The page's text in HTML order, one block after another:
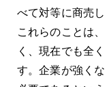
べて対等に商売
これらのことは
く、現在でも全
す。企業が強く